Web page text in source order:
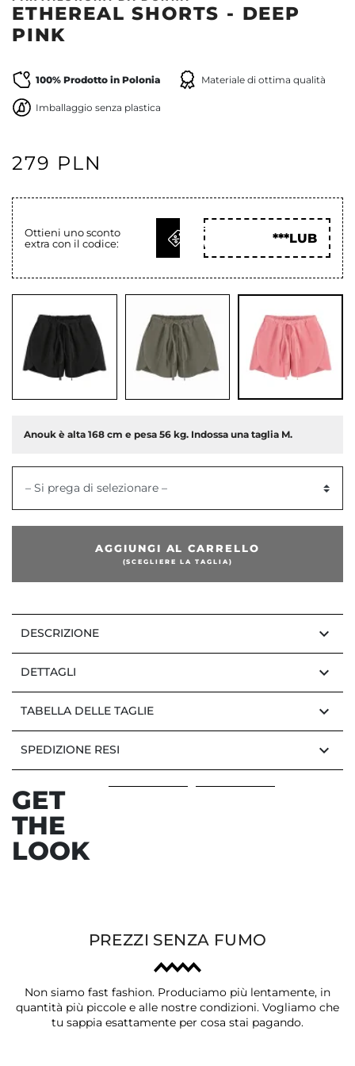
ETHEREAL SHORTS - DEEP
PINK
100% Prodotto in Polonia Materiale di ottima qualità
Imballaggio senza plastica
279 PLN
Ottieni uno sconto
extra con il codice:
OTTIENI
COD
***LUB
Anouk è alta 168 cm e pesa 56 kg. Indossa una taglia M.
– Si prega di selezionare –
AGGIUNGI AL CARRELLO
(SCEGLIERE LA TAGLIA)
DESCRIZIONE keyboard_arrow_down
DETTAGLI keyboard_arrow_down
TABELLA DELLE TAGLIE keyboard_arrow_down
SPEDIZIONE RESI keyboard_arrow_down
GET
THE
LOOK
PREZZI SENZA FUMO
Non siamo fast fashion. Produciamo più lentamente, in
quantità più piccole e alle nostre condizioni. Vogliamo che
tu sappia esattamente per cosa stai pagando.